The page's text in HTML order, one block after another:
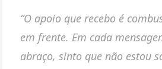
“O apoio que recebo é
em frente. Em cada
abraço, sinto que não estou